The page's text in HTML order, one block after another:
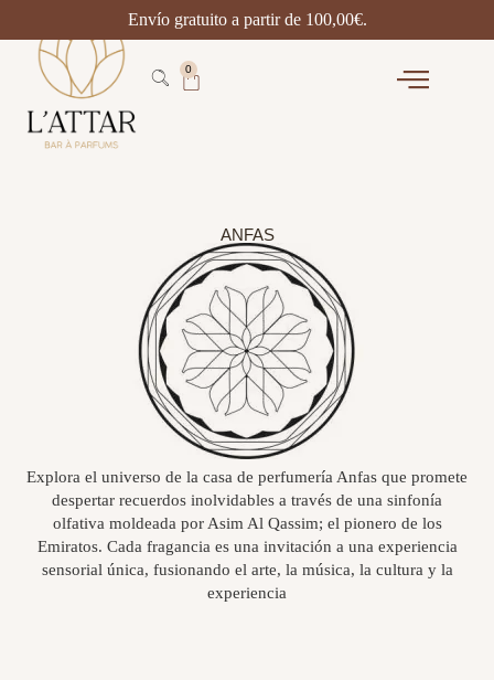
0
ANFAS
Explora el universo de la casa de perfumería Anfas que promete
despertar recuerdos inolvidables a través de una sinfonía
olfativa moldeada por Asim Al Qassim; el pionero de los
Emiratos. Cada fragancia es una invitación a una experiencia
sensorial única, fusionando el arte, la música, la cultura y la
experiencia
Envío gratuito a partir de 100,00€.